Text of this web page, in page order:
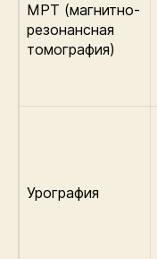
МРТ (магнитно-
резонансная
томография)
Урография